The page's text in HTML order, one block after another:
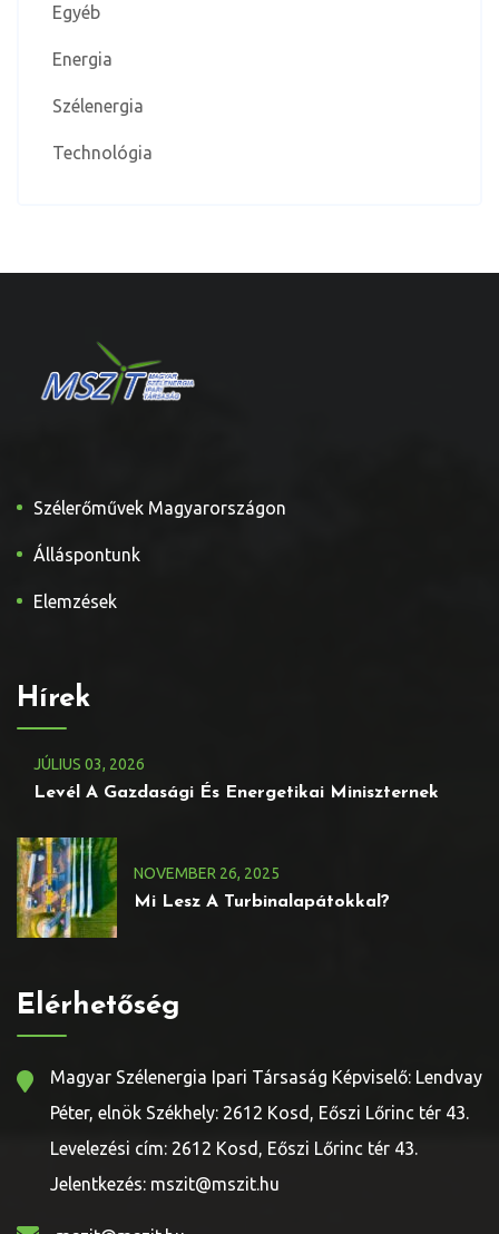
Egyéb
Energia
Szélenergia
Technológia
Szélerőművek Magyarországon
Álláspontunk
Elemzések
Hírek
JÚLIUS 03, 2026
Levél A Gazdasági És Energetikai Miniszternek
NOVEMBER 26, 2025
Mi Lesz A Turbinalapátokkal?
Elérhetőség
Magyar Szélenergia Ipari Társaság Képviselő: Lendvay
Péter, elnök Székhely: 2612 Kosd, Eőszi Lőrinc tér 43.
Levelezési cím: 2612 Kosd, Eőszi Lőrinc tér 43.
Jelentkezés: mszit@mszit.hu